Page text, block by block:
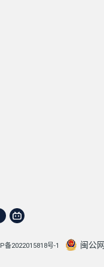
备2022015818号-1 闽公